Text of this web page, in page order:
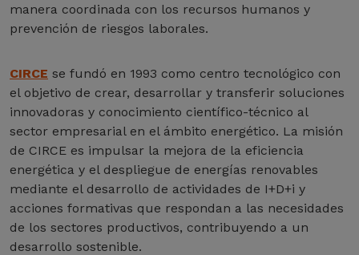
manera coordinada con los recursos humanos y
prevención de riesgos laborales.
CIRCE se fundó en 1993 como centro tecnológico con
el objetivo de crear, desarrollar y transferir soluciones
innovadoras y conocimiento científico-técnico al
sector empresarial en el ámbito energético. La misión
de CIRCE es impulsar la mejora de la eficiencia
energética y el despliegue de energías renovables
mediante el desarrollo de actividades de I+D+i y
acciones formativas que respondan a las necesidades
de los sectores productivos, contribuyendo a un
desarrollo sostenible.